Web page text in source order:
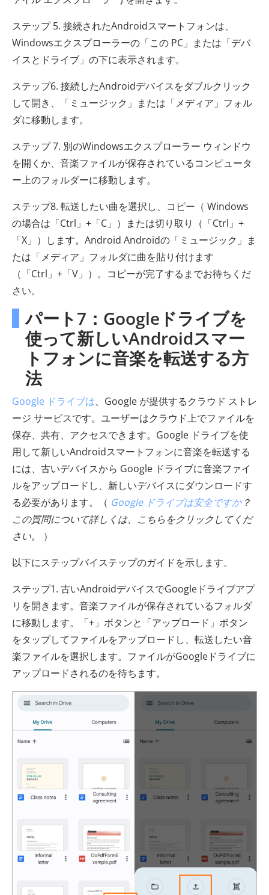
ステップ 5. 接続されたAndroidスマートフォンは、
Windowsエクスプローラーの「この PC」または「デバ
イスとドライブ」の下に表示されます。
ステップ6. 接続したAndroidデバイスをダブルクリック
して開き、「ミュージック」または「メディア」フォル
ダに移動します。
ステップ 7. 別のWindowsエクスプローラー ウィンドウ
を開くか、音楽ファイルが保存されているコンピュータ
ー上のフォルダーに移動します。
ステップ8. 転送したい曲を選択し、コピー（ Windows
の場合は「Ctrl」+「C」）または切り取り（「Ctrl」+
「X」）します。Android Androidの「ミュージック」ま
たは「メディア」フォルダに曲を貼り付けます
（「Ctrl」+「V」）。コピーが完了するまでお待ちくだ
さい。
パート7：Googleドライブを
使って新しいAndroidスマー
トフォンに音楽を転送する方
法
Google ドライブは、Google が提供するクラウド ストレ
ージ サービスです。ユーザーはクラウド上でファイルを
保存、共有、アクセスできます。Google ドライブを使
用して新しいAndroidスマートフォンに音楽を転送する
には、古いデバイスから Google ドライブに音楽ファイ
ルをアップロードし、新しいデバイスにダウンロードす
る必要があります。（ Google ドライブは安全ですか？
この質問について詳しくは、こちらをクリックしてくだ
さい。
）
以下にステップバイステップのガイドを示します。
ステップ1. 古いAndroidデバイスでGoogleドライブアプ
リを開きます。音楽ファイルが保存されているフォルダ
に移動します。「+」ボタンと「アップロード」ボタン
をタップしてファイルをアップロードし、転送したい音
楽ファイルを選択します。ファイルがGoogleドライブに
アップロードされるのを待ちます。